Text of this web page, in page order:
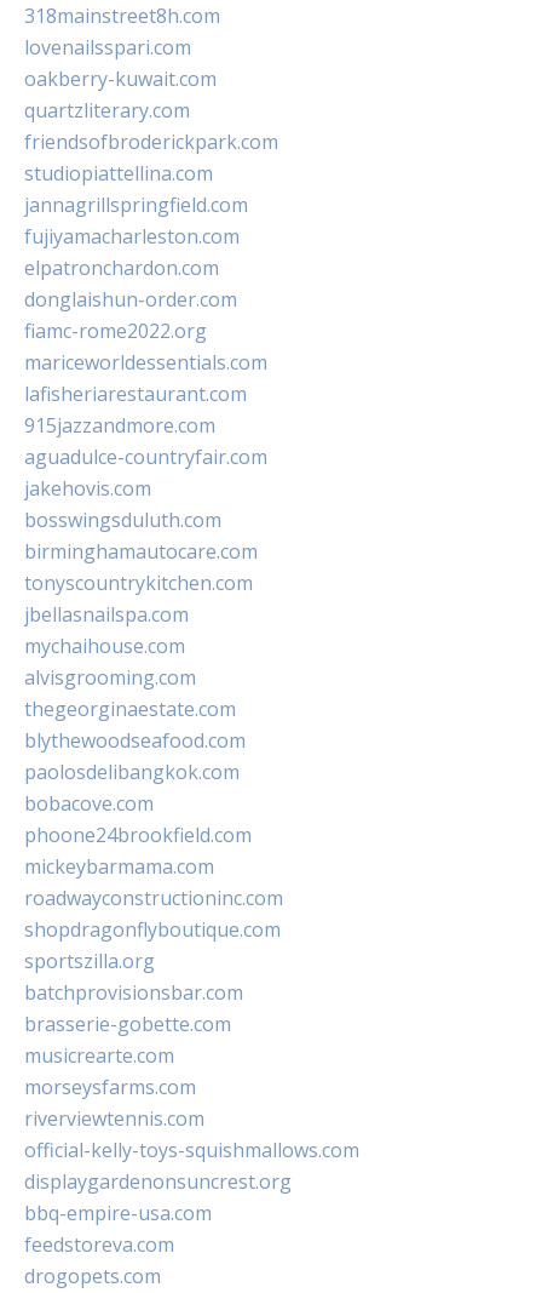
318mainstreet8h.com
lovenailsspari.com
oakberry-kuwait.com
quartzliterary.com
friendsofbroderickpark.com
studiopiattellina.com
jannagrillspringfield.com
fujiyamacharleston.com
elpatronchardon.com
donglaishun-order.com
fiamc-rome2022.org
mariceworldessentials.com
lafisheriarestaurant.com
915jazzandmore.com
aguadulce-countryfair.com
jakehovis.com
bosswingsduluth.com
birminghamautocare.com
tonyscountrykitchen.com
jbellasnailspa.com
mychaihouse.com
alvisgrooming.com
thegeorginaestate.com
blythewoodseafood.com
paolosdelibangkok.com
bobacove.com
phoone24brookfield.com
mickeybarmama.com
roadwayconstructioninc.com
shopdragonflyboutique.com
sportszilla.org
batchprovisionsbar.com
brasserie-gobette.com
musicrearte.com
morseysfarms.com
riverviewtennis.com
official-kelly-toys-squishmallows.com
displaygardenonsuncrest.org
bbq-empire-usa.com
feedstoreva.com
drogopets.com